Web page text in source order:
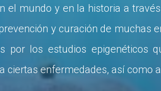
el mundo y en la historia a
y curación de muchas
por los estudios epigenéticos
ciertas enfermedades, así como